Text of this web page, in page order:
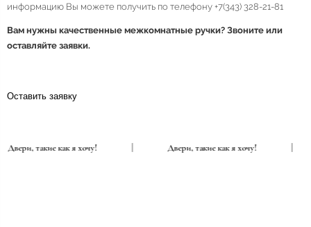
информацию Вы можете получить по телефону +7(343) 328-21-81
Вам нужны качественные межкомнатные ручки? Звоните или
оставляйте заявки.
Оставить заявку
Двери, такие как я хочу! Двери, такие как я хочу!